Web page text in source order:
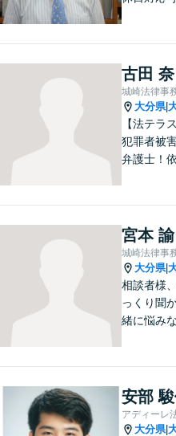
ービスを
会正義の
尽くしま
古田 奈
城崎法律事
大分県|
【法テラ
犯罪者被
弁護士！
宮本 諭
城崎法律事
大分県|
相談者様
っくり聞
緒に悩み
安部
アディーレ
大分県|